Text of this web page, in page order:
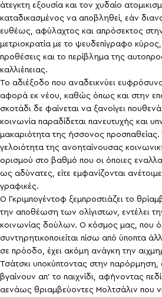
άτεγκτη εξουσία και τον χυδαίο
καταδικασμένος να αποβληθεί, εάν
ευθέως, αφύλαχτος και απρόσεκτος
μετριοκρατία με το ψευδεπίγραφο κύρος,
προθέσεις και το περίβλημα της
καλλιέπειας.
Το αδιέξοδο που αναδεικνύει
αφορά εκ νέου, καθώς όπως και στην
σκοτάδι δε φαίνεται να ξανοίγει
κοινωνία παραδίδεται πανευτυχής και
μακαριότητα της ήσσονος προσπαθείας.
γελοιότητα της ανοηταίνουσας
ορισμού στο βαθμό που οι όποιες
ως αδύνατες, είτε εμφανίζονται
γραφικές.
Ο Γκριμπογέντοφ ξεμπροστιάζει το
την αποθέωση των ολίγιστων, εντέλει
κοινωνίας δούλων. Ο κόσμος μας, που
συντηρητικοποιείται πίσω από ύποπτα
σε πρόοδο, έχει ακόμη ανάγκη την
Τσάτσκι υποκύπτοντας στην παρόρμηση,
βγαίνουν απ’ το παιχνίδι, αφήνοντας
αενάως θριαμβεύοντες Μολτσάλιν που